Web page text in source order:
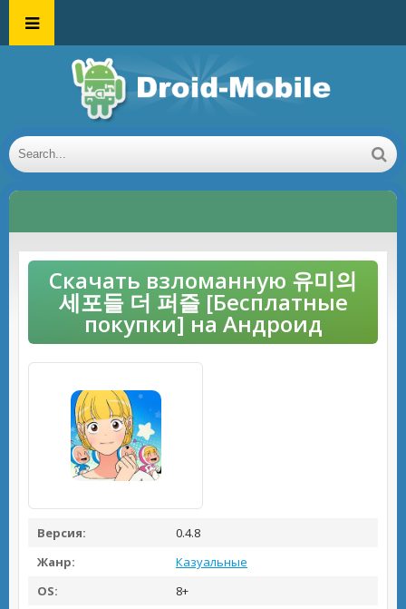
Скачать взломанную 유미의
세포들 더 퍼즐 [Бесплатные
покупки] на Андроид
Версия:
0.4.8
Жанр:
Казуальные
OS:
8+